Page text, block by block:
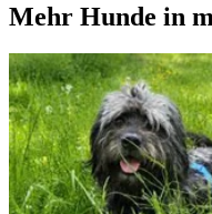
Mehr Hunde in